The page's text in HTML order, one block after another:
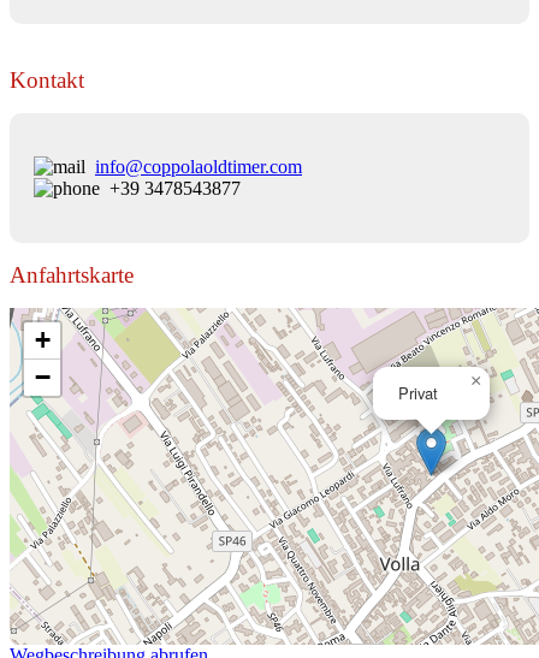
Kontakt
info@coppolaoldtimer.com
+39 3478543877
Anfahrtskarte
Privat
×
+
−